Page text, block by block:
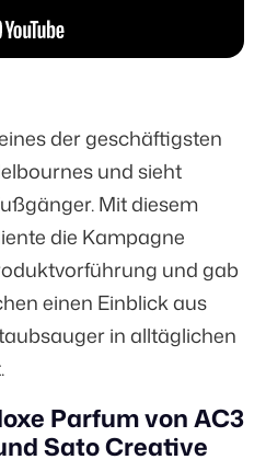
der geschäftigsten
und sieht
Mit diesem
die Kampagne
und gab
einen Einblick aus
in alltäglichen
Parfum von AC3
Sato Creative